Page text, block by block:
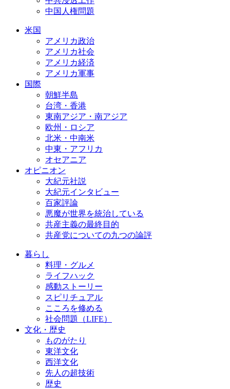
中国人権問題
米国
アメリカ政治
アメリカ社会
アメリカ経済
アメリカ軍事
国際
朝鮮半島
台湾・香港
東南アジア・南アジア
欧州・ロシア
北米・中南米
中東・アフリカ
オセアニア
オピニオン
大紀元社説
大紀元インタビュー
百家評論
悪魔が世界を統治している
共産主義の最終目的
共産党についての九つの論評
暮らし
料理・グルメ
ライフハック
感動ストーリー
スピリチュアル
こころを修める
社会問題（LIFE）
文化・歴史
ものがたり
東洋文化
西洋文化
先人の超技術
歴史